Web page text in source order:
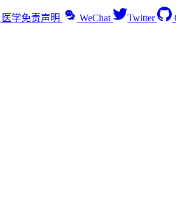
医学免责声明 WeChat Twitter